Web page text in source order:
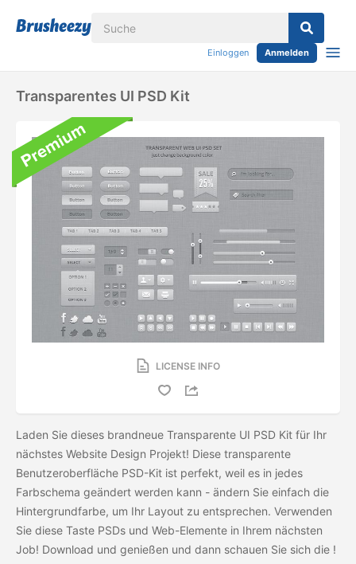
Einloggen Anmelden
Transparentes UI PSD Kit
LICENSE INFO
Laden Sie dieses brandneue Transparente UI PSD Kit für Ihr
nächstes Website Design Projekt! Diese transparente
Benutzeroberfläche PSD-Kit ist perfekt, weil es in jedes
Farbschema geändert werden kann - ändern Sie einfach die
Hintergrundfarbe, um Ihr Layout zu entsprechen. Verwenden
Sie diese Taste PSDs und Web-Elemente in Ihrem nächsten
Job! Download und genießen und dann schauen Sie sich die !